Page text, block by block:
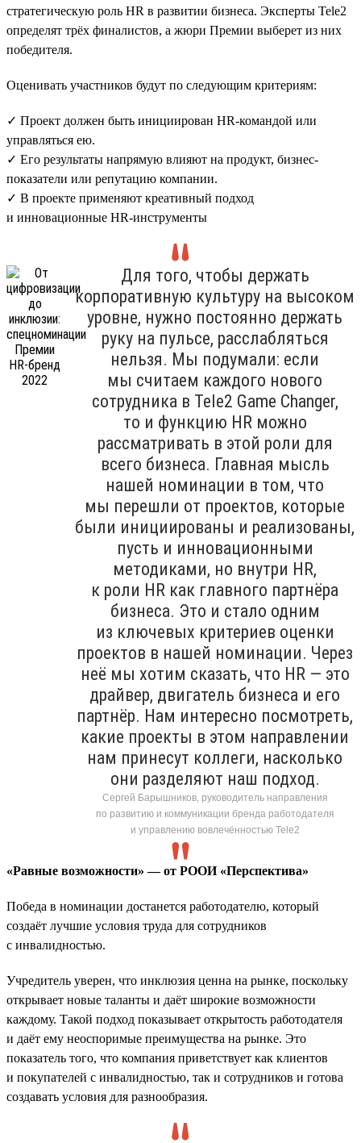
стратегическую роль HR в развитии бизнеса. Эксперты Tele2
определят трёх финалистов, а жюри Премии выберет из них
победителя.
Оценивать участников будут по следующим критериям:
✓ Проект должен быть инициирован HR-командой или
управляться ею.
✓ Его результаты напрямую влияют на продукт, бизнес-
показатели или репутацию компании.
✓ В проекте применяют креативный подход
и инновационные HR-инструменты
Для того, чтобы держать
корпоративную культуру на высоком
уровне, нужно постоянно держать
руку на пульсе, расслабляться
нельзя. Мы подумали: если
мы считаем каждого нового
сотрудника в Tele2 Game Changer,
то и функцию HR можно
рассматривать в этой роли для
всего бизнеса. Главная мысль
нашей номинации в том, что
мы перешли от проектов, которые
были инициированы и реализованы,
пусть и инновационными
методиками, но внутри HR,
к роли HR как главного партнёра
бизнеса. Это и стало одним
из ключевых критериев оценки
проектов в нашей номинации. Через
неё мы хотим сказать, что HR — это
драйвер, двигатель бизнеса и его
партнёр. Нам интересно посмотреть,
какие проекты в этом направлении
нам принесут коллеги, насколько
они разделяют наш подход.
Сергей Барышников, руководитель направления
по развитию и коммуникации бренда работодателя
и управлению вовлечённостью Tele2
«Равные возможности» — от РООИ «Перспектива»
Победа в номинации достанется работодателю, который
создаёт лучшие условия труда для сотрудников
с инвалидностью.
Учредитель уверен, что инклюзия ценна на рынке, поскольку
открывает новые таланты и даёт широкие возможности
каждому. Такой подход показывает открытость работодателя
и даёт ему неоспоримые преимущества на рынке. Это
показатель того, что компания приветствует как клиентов
и покупателей с инвалидностью, так и сотрудников и готова
создавать условия для разнообразия.